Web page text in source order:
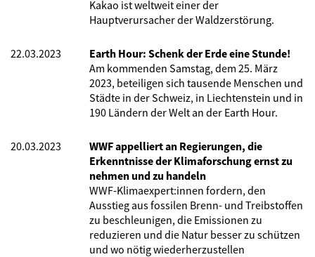
Kakao ist weltweit einer der
Hauptverursacher der Waldzerstörung.
22.03.2023
Earth Hour: Schenk der Erde eine Stunde!
Am kommenden Samstag, dem 25. März
2023, beteiligen sich tausende Menschen und
Städte in der Schweiz, in Liechtenstein und in
190 Ländern der Welt an der Earth Hour.
20.03.2023
WWF appelliert an Regierungen, die
Erkenntnisse der Klimaforschung ernst zu
nehmen und zu handeln
WWF-Klimaexpert:innen fordern, den
Ausstieg aus fossilen Brenn- und Treibstoffen
zu beschleunigen, die Emissionen zu
reduzieren und die Natur besser zu schützen
und wo nötig wiederherzustellen